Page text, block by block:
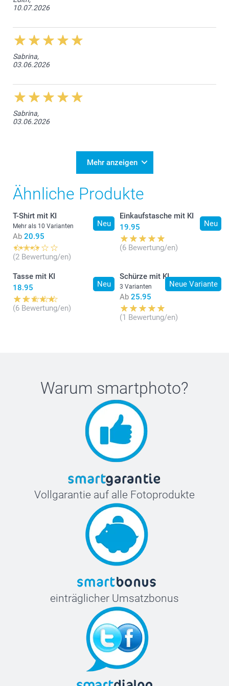
10.07.2026
Sabrina,
03.06.2026
Sabrina,
03.06.2026
Mehr anzeigen
Ähnliche Produkte
Neu
T-Shirt mit KI
Mehr als 10 Varianten
Ab 20.95
(2 Bewertung/en)
Neu
Einkaufstasche mit KI
19.95
(6 Bewertung/en)
Neu
Tasse mit KI
18.95
(6 Bewertung/en)
Neue Variante
Schürze mit KI
3 Varianten
Ab 25.95
(1 Bewertung/en)
Warum smartphoto?
Vollgarantie auf alle Fotoprodukte
einträglicher Umsatzbonus